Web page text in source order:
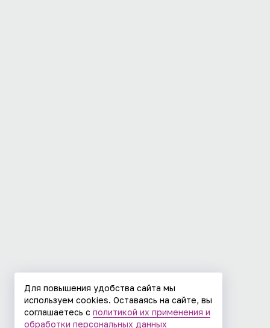
Для повышения удобства сайта мы
используем cookies. Оставаясь на сайте, вы
соглашаетесь с политикой их применения и
обработки персональных данных